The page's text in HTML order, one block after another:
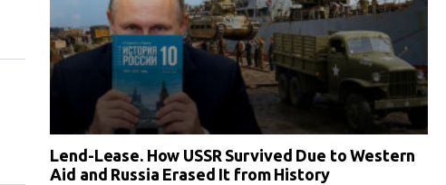
Lend-Lease. How USSR Survived Due to Western
Aid and Russia Erased It from History